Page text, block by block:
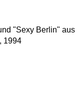
"Sexy Berlin" aus
1994